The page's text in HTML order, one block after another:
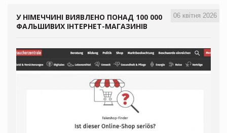
06 квітня 2026
У НІМЕЧЧИНІ ВИЯВЛЕНО ПОНАД 100 000
ФАЛЬШИВИХ ІНТЕРНЕТ-МАГАЗИНІВ